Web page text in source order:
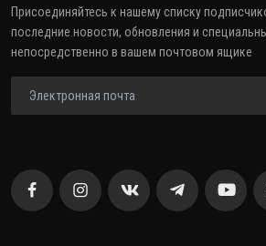
Присоединяйтесь к нашему списку
последние новости, обновления и
непосредственно в вашем почтовом ящике